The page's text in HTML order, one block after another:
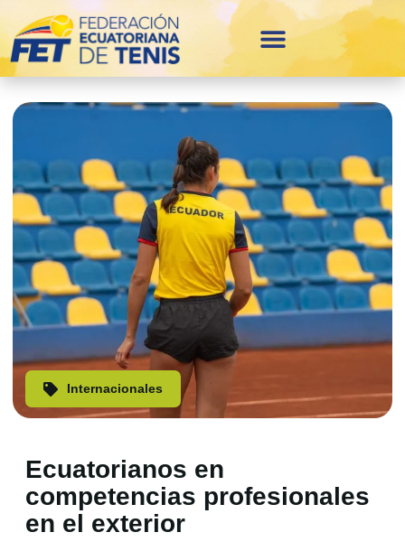
Internacionales
Ecuatorianos en
competencias profesionales
en el exterior